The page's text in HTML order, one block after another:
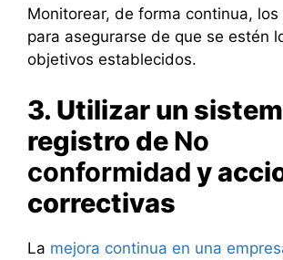
Monitorear, de forma continua,
para asegurarse de que se estén
objetivos establecidos.
3. Utilizar un
registro de No
conformidad y
correctivas
La mejora continua en una